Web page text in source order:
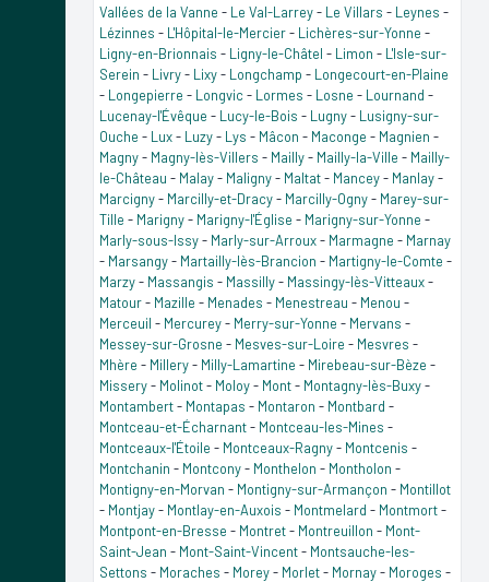
Vallées de la Vanne - Le Val-Larrey- Le Villars - Leynes -
Lézinnes - L'Hôpital-le-Mercier- Lichères-sur-Yonne -
Ligny-en-Brionnais - Ligny-le-Châtel - Limon - L'Isle-sur-
Serein - Livry- Lixy- Longchamp - Longecourt-en-Plaine
- Longepierre - Longvic - Lormes - Losne - Lournand -
Lucenay-l'Évêque - Lucy-le-Bois - Lugny- Lusigny-sur-
Ouche - Lux- Luzy- Lys - Mâcon - Maconge - Magnien -
Magny- Magny-lès-Villers - Mailly- Mailly-la-Ville - Mailly-
le-Château - Malay- Maligny- Maltat- Mancey- Manlay-
Marcigny- Marcilly-et-Dracy- Marcilly-Ogny- Marey-sur-
Tille - Marigny- Marigny-l'Église - Marigny-sur-Yonne -
Marly-sous-Issy- Marly-sur-Arroux- Marmagne - Marnay
- Marsangy- Martailly-lès-Brancion - Martigny-le-Comte -
Marzy- Massangis - Massilly- Massingy-lès-Vitteaux-
Matour- Mazille - Menades - Menestreau - Menou -
Merceuil - Mercurey- Merry-sur-Yonne - Mervans -
Messey-sur-Grosne - Mesves-sur-Loire - Mesvres -
Mhère - Millery- Milly-Lamartine - Mirebeau-sur-Bèze -
Missery- Molinot- Moloy- Mont- Montagny-lès-Buxy-
Montambert- Montapas - Montaron - Montbard -
Montceau-et-Écharnant- Montceau-les-Mines -
Montceaux-l'Étoile - Montceaux-Ragny- Montcenis -
Montchanin - Montcony- Monthelon - Montholon -
Montigny-en-Morvan - Montigny-sur-Armançon - Montillot
- Montjay- Montlay-en-Auxois - Montmelard - Montmort-
Montpont-en-Bresse - Montret- Montreuillon - Mont-
Saint-Jean - Mont-Saint-Vincent- Montsauche-les-
Settons - Moraches - Morey- Morlet- Mornay- Moroges -